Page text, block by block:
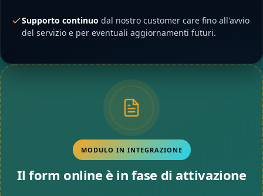
Supporto continuo dal nostro customer care fino all'avvio
del servizio e per eventuali aggiornamenti futuri.
MODULO IN INTEGRAZIONE
Il form online è in fase di attivazione